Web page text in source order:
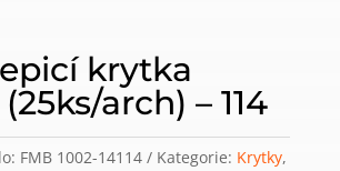
krytka
arch) – 114
FMB 1002-14114 Kategorie: Krytky,